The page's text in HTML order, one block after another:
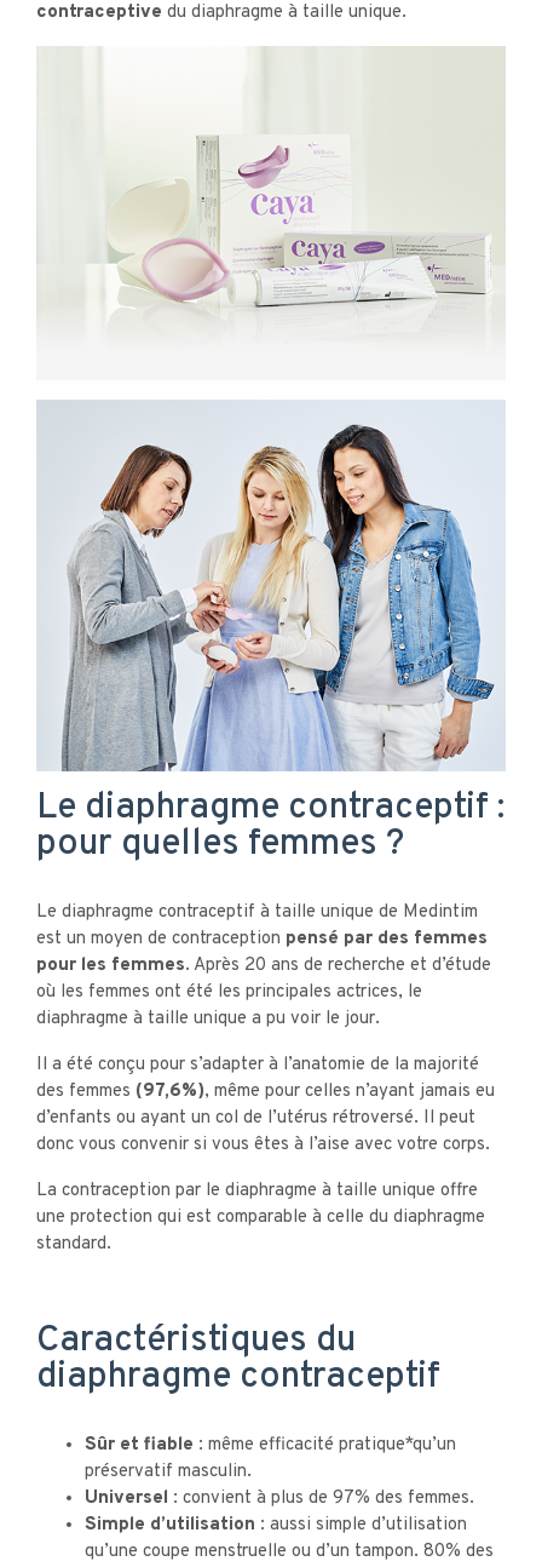
contraceptive du diaphragme à taille unique.
Le diaphragme contraceptif :
pour quelles femmes ?
Le diaphragme contraceptif à taille unique de Medintim
est un moyen de contraception pensé par des femmes
pour les femmes. Après 20 ans de recherche et d’étude
où les femmes ont été les principales actrices, le
diaphragme à taille unique a pu voir le jour.
Il a été conçu pour s’adapter à l’anatomie de la majorité
des femmes (97,6%), même pour celles n’ayant jamais eu
d’enfants ou ayant un col de l’utérus rétroversé. Il peut
donc vous convenir si vous êtes à l’aise avec votre corps.
La contraception par le diaphragme à taille unique offre
une protection qui est comparable à celle du diaphragme
standard.
Caractéristiques du
diaphragme contraceptif
Sûr et fiable : même efficacité pratique*qu’un
préservatif masculin.
Universel : convient à plus de 97% des femmes.
Simple d’utilisation : aussi simple d’utilisation
qu’une coupe menstruelle ou d’un tampon. 80% des